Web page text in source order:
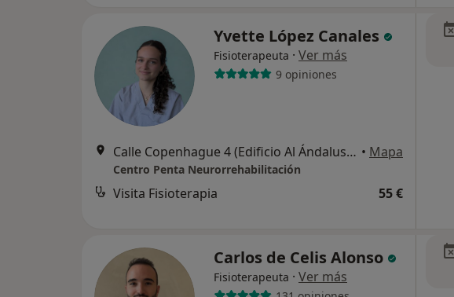
Yvette López Canales
Fisioterapeuta · Ver más
9 opiniones
Calle Copenhague 4 (Edificio Al Ándalus) Local 9 Primera Planta, Las Rozas de Madrid • Mapa
Centro Penta Neurorrehabilitación
Visita Fisioterapia 55 €
Carlos de Celis Alonso
Fisioterapeuta · Ver más